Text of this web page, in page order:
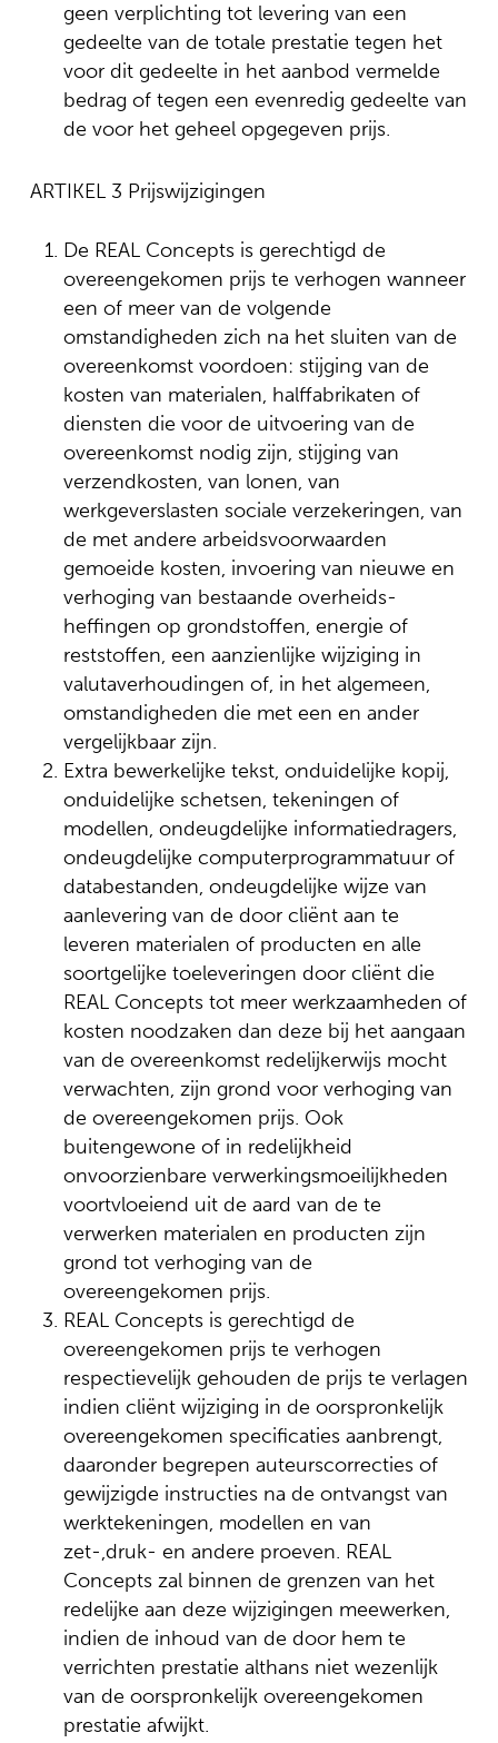
geen verplichting tot levering van een
gedeelte van de totale prestatie tegen het
voor dit gedeelte in het aanbod vermelde
bedrag of tegen een evenredig gedeelte van
de voor het geheel opgegeven prijs.
ARTIKEL 3 Prijswijzigingen
De REAL Concepts is gerechtigd de
overeengekomen prijs te verhogen wanneer
een of meer van de volgende
omstandigheden zich na het sluiten van de
overeenkomst voordoen: stijging van de
kosten van materialen, halffabrikaten of
diensten die voor de uitvoering van de
overeenkomst nodig zijn, stijging van
verzendkosten, van lonen, van
werkgeverslasten sociale verzekeringen, van
de met andere arbeidsvoorwaarden
gemoeide kosten, invoering van nieuwe en
verhoging van bestaande overheids-
heffingen op grondstoffen, energie of
reststoffen, een aanzienlijke wijziging in
valutaverhoudingen of, in het algemeen,
omstandigheden die met een en ander
vergelijkbaar zijn.
Extra bewerkelijke tekst, onduidelijke kopij,
onduidelijke schetsen, tekeningen of
modellen, ondeugdelijke informatiedragers,
ondeugdelijke computerprogrammatuur of
databestanden, ondeugdelijke wijze van
aanlevering van de door cliënt aan te
leveren materialen of producten en alle
soortgelijke toeleveringen door cliënt die
REAL Concepts tot meer werkzaamheden of
kosten noodzaken dan deze bij het aangaan
van de overeenkomst redelijkerwijs mocht
verwachten, zijn grond voor verhoging van
de overeengekomen prijs. Ook
buitengewone of in redelijkheid
onvoorzienbare verwerkingsmoeilijkheden
voortvloeiend uit de aard van de te
verwerken materialen en producten zijn
grond tot verhoging van de
overeengekomen prijs.
REAL Concepts is gerechtigd de
overeengekomen prijs te verhogen
respectievelijk gehouden de prijs te verlagen
indien cliënt wijziging in de oorspronkelijk
overeengekomen specificaties aanbrengt,
daaronder begrepen auteurscorrecties of
gewijzigde instructies na de ontvangst van
werktekeningen, modellen en van
zet-,druk- en andere proeven. REAL
Concepts zal binnen de grenzen van het
redelijke aan deze wijzigingen meewerken,
indien de inhoud van de door hem te
verrichten prestatie althans niet wezenlijk
van de oorspronkelijk overeengekomen
prestatie afwijkt.